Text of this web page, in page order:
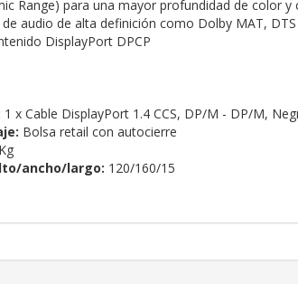
Range) para una mayor profundidad de color y
audio de alta definición como Dolby MAT,
DisplayPort DPCP
1 x Cable DisplayPort 1.4 CCS, DP/M - DP/M,
Bolsa retail con autocierre
ancho/largo: 120/160/15